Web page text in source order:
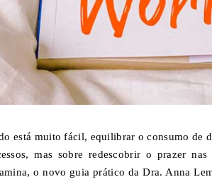
está muito fácil, equilibrar o consumo de
mas sobre redescobrir o prazer
o novo guia prático da Dra. Anna